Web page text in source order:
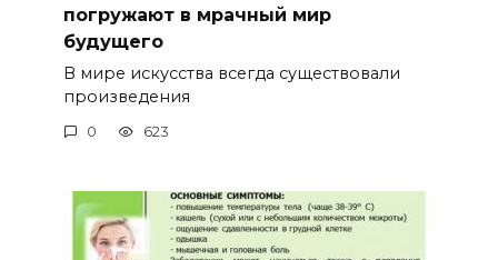
погружают в мрачный мир
будущего
В мире искусства всегда существовали
произведения
0 623